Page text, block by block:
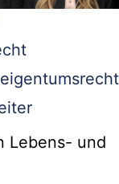
Lebens- und